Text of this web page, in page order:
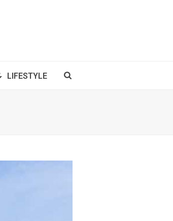
LIFESTYLE